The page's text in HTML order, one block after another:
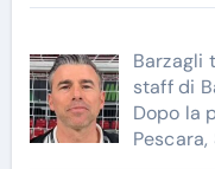
Barzagli
staff di
Dopo la
Pescara,